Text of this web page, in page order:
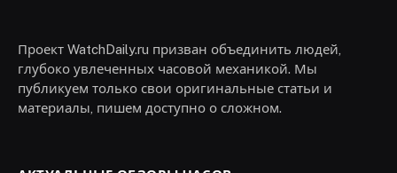
Проект WatchDaily.ru призван объединить людей,
глубоко увлеченных часовой механикой. Мы
публикуем только свои оригинальные статьи и
материалы, пишем доступно о сложном.